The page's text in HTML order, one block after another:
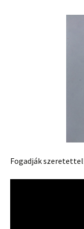
Fogadják